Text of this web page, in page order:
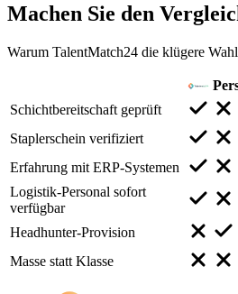
Machen Sie den
Warum TalentMatch24 die klügere
Schichtbereitschaft geprüft
Staplerschein verifiziert
Erfahrung mit ERP-Systemen
Logistik-Personal sofort
verfügbar
Headhunter-Provision
Masse statt Klasse